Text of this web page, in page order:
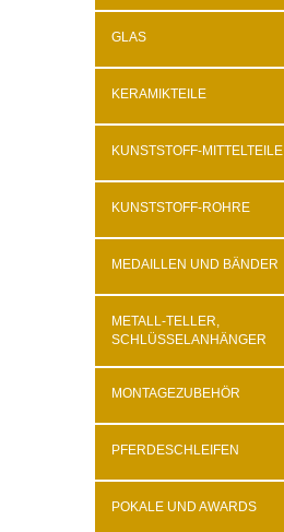
GLAS
KERAMIKTEILE
KUNSTSTOFF-MITTELTEILE
KUNSTSTOFF-ROHRE
MEDAILLEN UND BÄNDER
METALL-TELLER,
SCHLÜSSELANHÄNGER
MONTAGEZUBEHÖR
PFERDESCHLEIFEN
POKALE UND AWARDS